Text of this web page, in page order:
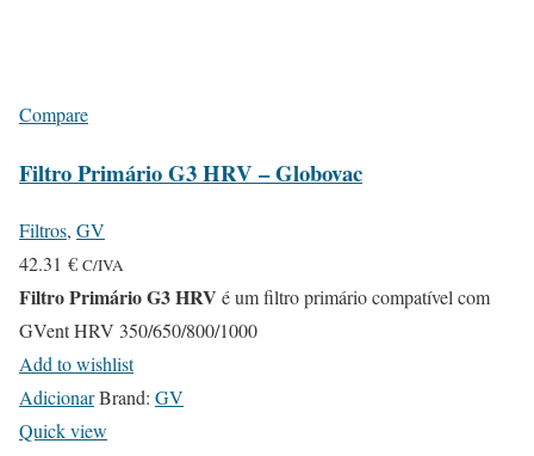
Compare
Filtro Primário G3 HRV – Globovac
Filtros, GV
42.31 € C/IVA
Filtro Primário G3 HRV é um filtro primário compatível com
GVent HRV 350/650/800/1000
Add to wishlist
AdicionarBrand: GV
Quick view